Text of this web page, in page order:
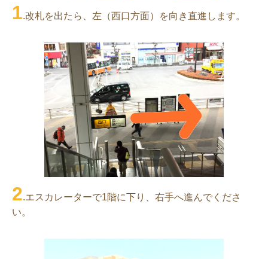
1.改札を出たら、左（西口方面）を向き直進します。
2.エスカレーターで1階に下り、右手へ進んでくださ
い。